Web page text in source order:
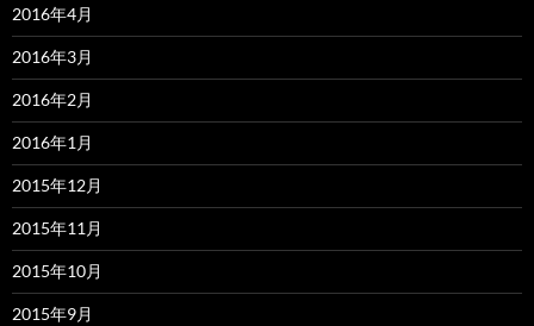
2016年4月
2016年3月
2016年2月
2016年1月
2015年12月
2015年11月
2015年10月
2015年9月